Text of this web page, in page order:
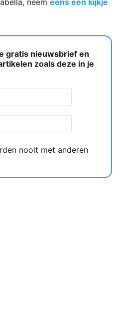
neem eens een kijkje
gratis nieuwsbrief en
zoals deze in je
nooit met anderen